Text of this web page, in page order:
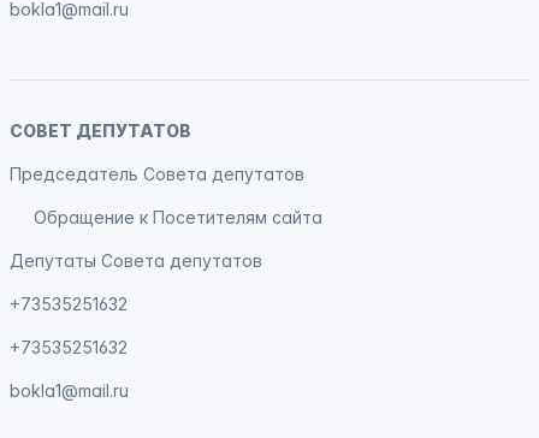
bokla1@mail.ru
СОВЕТ ДЕПУТАТОВ
Председатель Совета депутатов
Обращение к Посетителям сайта
Депутаты Совета депутатов
+73535251632
+73535251632
bokla1@mail.ru